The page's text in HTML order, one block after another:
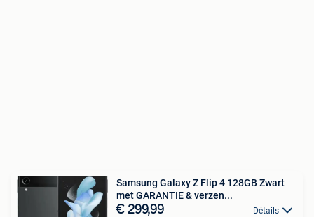
Samsung Galaxy Z Flip 4 128GB Zwart
met GARANTIE & verzen...
€ 299,99 Détails